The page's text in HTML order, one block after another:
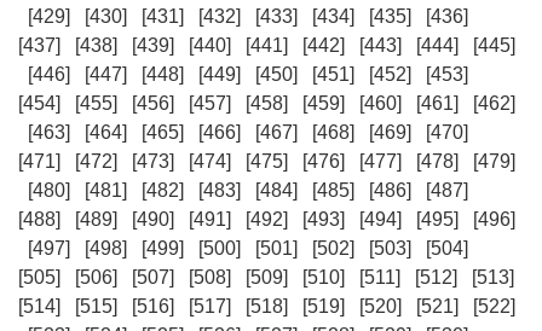
[429]
[430] [431] [432] [433] [434] [435]
[436]
[437]
[438] [439] [440] [441] [442] [443] [444]
[445]
[446]
[447] [448] [449] [450] [451] [452]
[453]
[454]
[455] [456] [457] [458] [459] [460] [461]
[462]
[463]
[464] [465] [466] [467] [468] [469]
[470]
[471]
[472] [473] [474] [475] [476] [477] [478]
[479]
[480]
[481] [482] [483] [484] [485] [486]
[487]
[488]
[489] [490] [491] [492] [493] [494] [495]
[496]
[497]
[498] [499] [500] [501] [502] [503]
[504]
[505]
[506] [507] [508] [509] [510] [511] [512]
[513]
[514]
[515] [516] [517] [518] [519] [520] [521]
[522]